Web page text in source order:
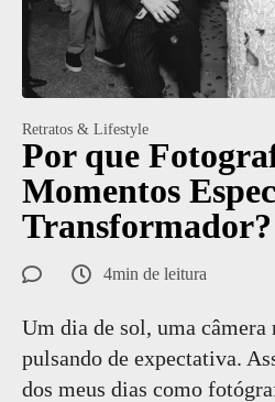
Retratos & Lifestyle
Por que
Momentos
Transformador?
4min de leitura
Um dia de sol, uma câmera
pulsando de expectativa.
dos meus dias como